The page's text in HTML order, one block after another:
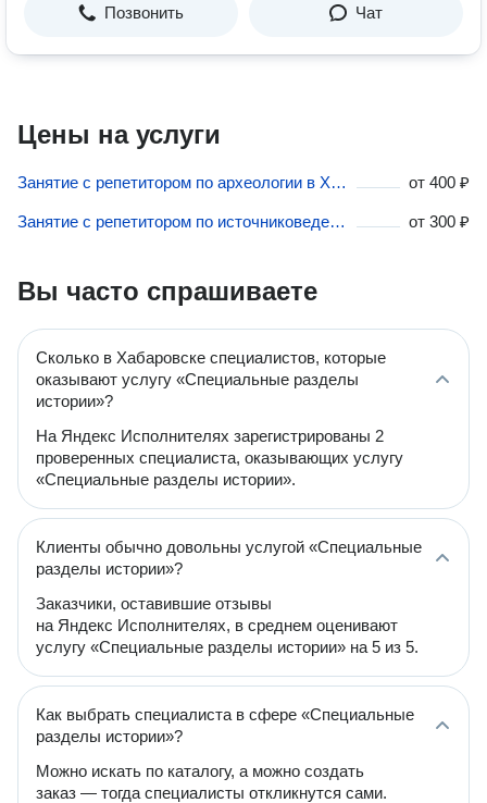
Позвонить Чат
Цены на услуги
Занятие с репетитором по археологии в Хабаровске от 400 ₽
Занятие с репетитором по источниковедению в Хабаровске от 300 ₽
Вы часто спрашиваете
Сколько в Хабаровске специалистов, которые
оказывают услугу «Специальные разделы
истории»?
На Яндекс Исполнителях зарегистрированы 2
проверенных специалиста, оказывающих услугу
«Специальные разделы истории».
Клиенты обычно довольны услугой «Специальные
разделы истории»?
Заказчики, оставившие отзывы
на Яндекс Исполнителях, в среднем оценивают
услугу «Специальные разделы истории» на 5 из 5.
Как выбрать специалиста в сфере «Специальные
разделы истории»?
Можно искать по каталогу, а можно создать
заказ — тогда специалисты откликнутся сами.